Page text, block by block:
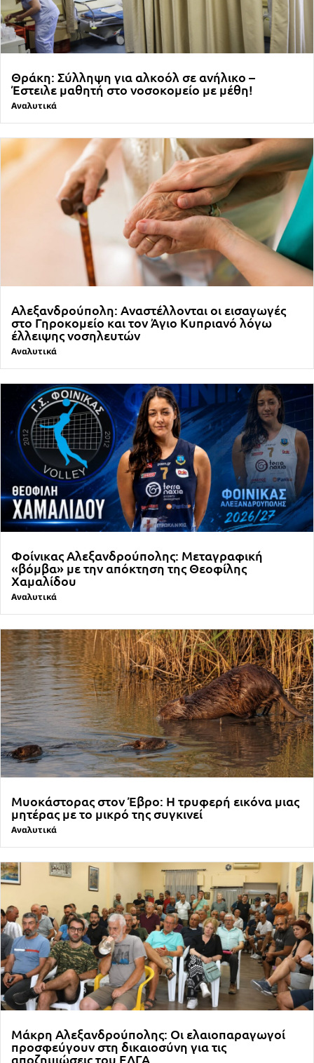
Θράκη: Σύλληψη για αλκοόλ σε ανήλικο –
Έστειλε μαθητή στο νοσοκομείο με μέθη!
Αναλυτικά
Αλεξανδρούπολη: Αναστέλλονται οι εισαγωγές
στο Γηροκομείο και τον Άγιο Κυπριανό λόγω
έλλειψης νοσηλευτών
Αναλυτικά
Φοίνικας Αλεξανδρούπολης: Μεταγραφική
«βόμβα» με την απόκτηση της Θεοφίλης
Χαμαλίδου
Αναλυτικά
Μυοκάστορας στον Έβρο: Η τρυφερή εικόνα μιας
μητέρας με το μικρό της συγκινεί
Αναλυτικά
Μάκρη Αλεξανδρούπολης: Οι ελαιοπαραγωγοί
προσφεύγουν στη δικαιοσύνη για τις
αποζημιώσεις του ΕΛΓΑ